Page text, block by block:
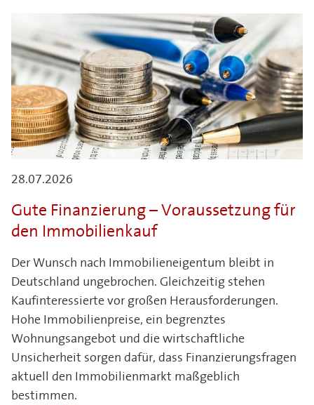
28.07.2026
Gute Finanzierung – Voraussetzung für
den Immobilienkauf
Der Wunsch nach Immobilieneigentum bleibt in
Deutschland ungebrochen. Gleichzeitig stehen
Kaufinteressierte vor großen Herausforderungen.
Hohe Immobilienpreise, ein begrenztes
Wohnungsangebot und die wirtschaftliche
Unsicherheit sorgen dafür, dass Finanzierungsfragen
aktuell den Immobilienmarkt maßgeblich
bestimmen.